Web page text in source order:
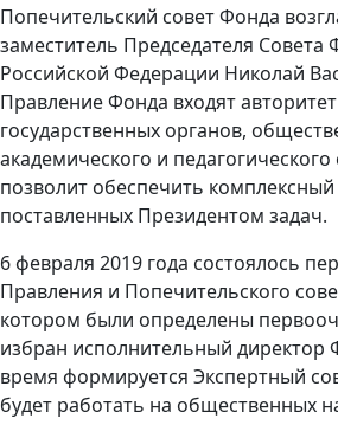
Попечительский совет Фонда
заместитель Председателя Совета
Российской Федерации Николай
Правление Фонда входят
государственных органов,
академического и
позволит обеспечить
поставленных Президентом задач.
6 февраля 2019 года состоялось
Правления и Попечительского
котором были определены
избран исполнительный директор
время формируется Экспертный
будет работать на общественных